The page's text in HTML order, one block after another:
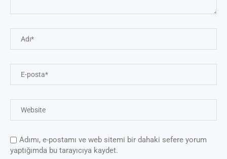
Adımı, e-postamı ve web sitemi bir dahaki sefere yorum
yaptığımda bu tarayıcıya kaydet.